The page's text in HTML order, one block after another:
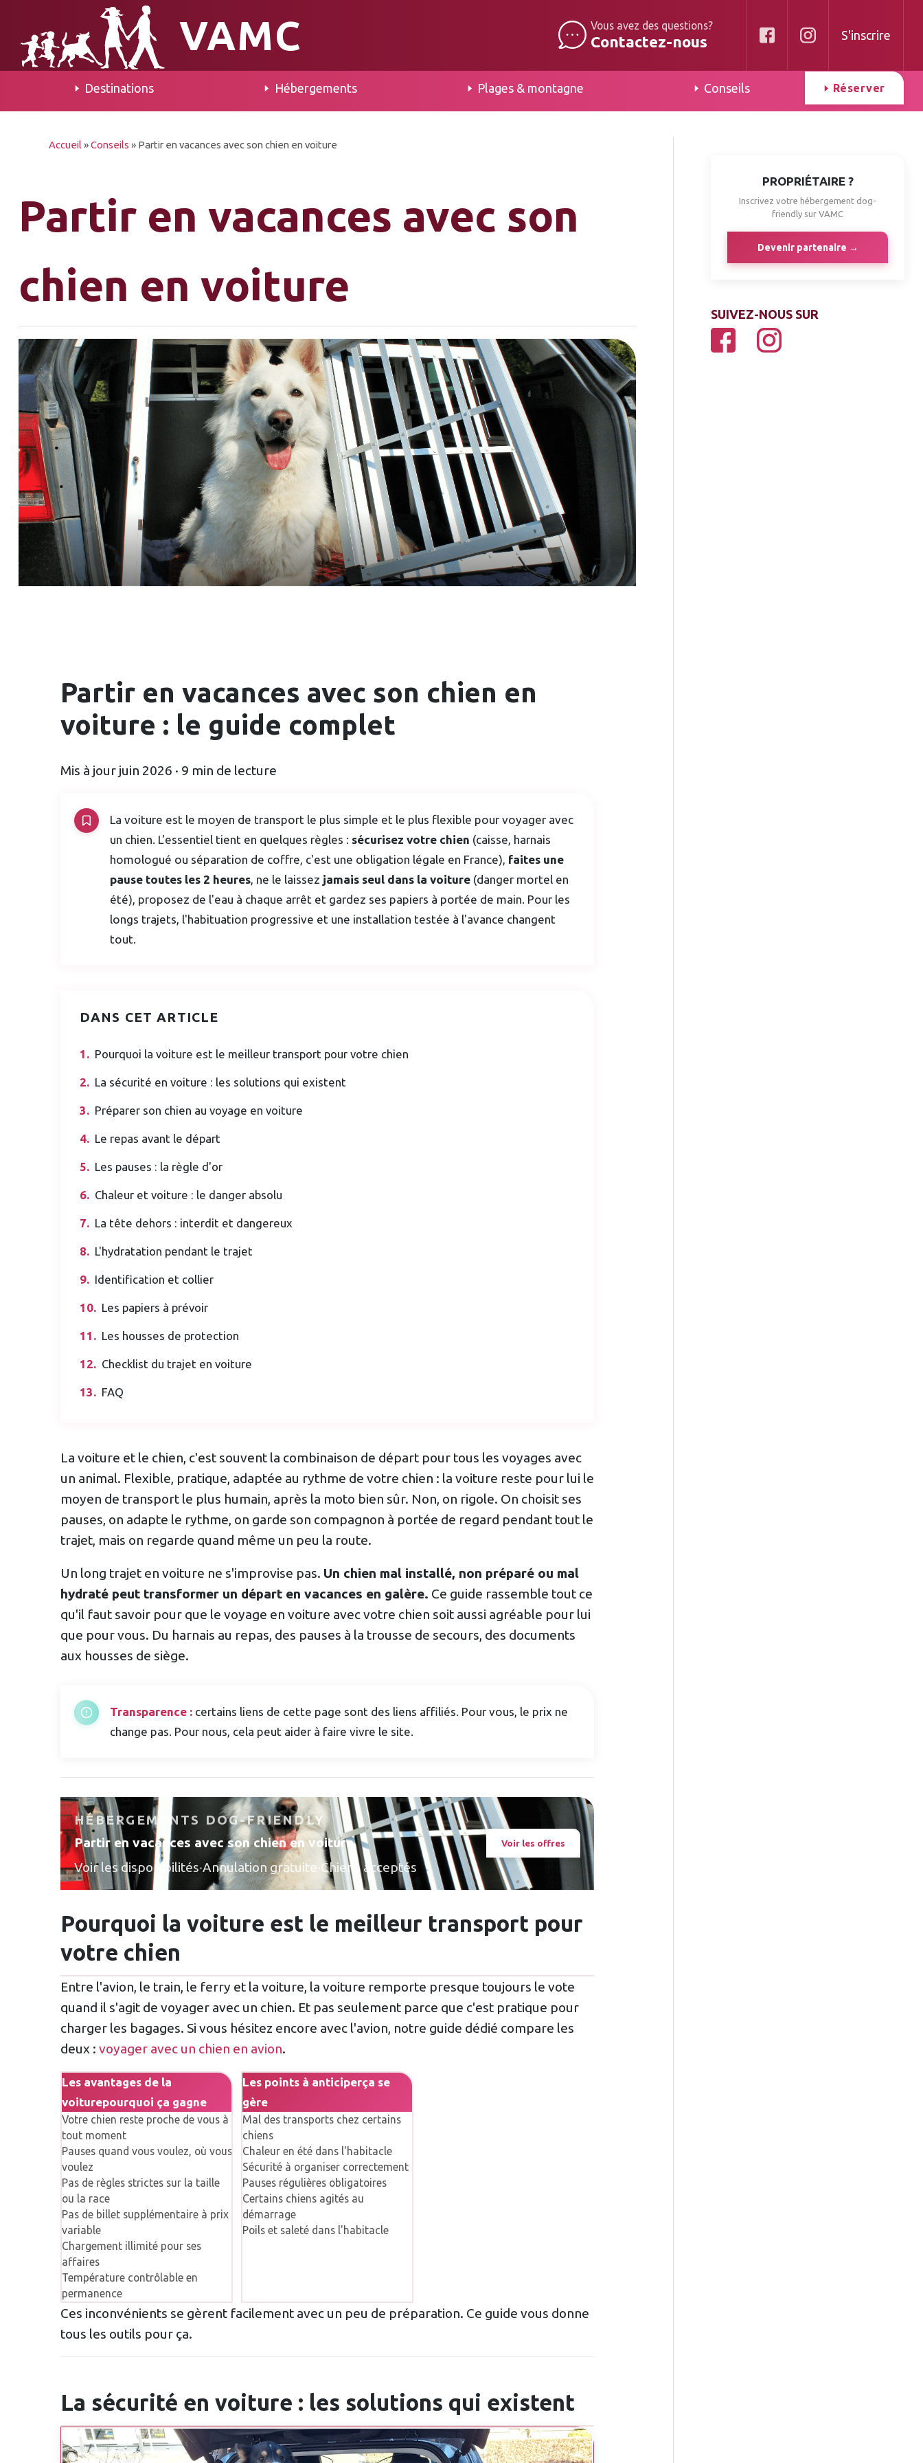
VAMC Vous avez des questions?
Contactez-nous S'inscrire
Destinations Hébergements Plages & montagne Conseils Réserver
Accueil »Conseils » Partir en vacances avec son chien en voiture
Partir en vacances avec son
chien en voiture
Partir en vacances avec son chien en
voiture : le guide complet
Mis à jour juin 2026 · 9 min de lecture
La voiture est le moyen de transport le plus simple et le plus flexible pour voyager avec
un chien. L'essentiel tient en quelques règles : sécurisez votre chien (caisse, harnais
homologué ou séparation de coffre, c'est une obligation légale en France), faites une
pause toutes les 2 heures , ne le laissez jamais seul dans la voiture (danger mortel en
été), proposez de l'eau à chaque arrêt et gardez ses papiers à portée de main. Pour les
longs trajets, l'habituation progressive et une installation testée à l'avance changent
tout.
DANS CET ARTICLE
Pourquoi la voiture est le meilleur transport pour votre chien
La sécurité en voiture : les solutions qui existent
Préparer son chien au voyage en voiture
Le repas avant le départ
Les pauses : la règle d'or
Chaleur et voiture : le danger absolu
La tête dehors : interdit et dangereux
L'hydratation pendant le trajet
Identification et collier
Les papiers à prévoir
Les housses de protection
Checklist du trajet en voiture
FAQ
La voiture et le chien, c'est souvent la combinaison de départ pour tous les voyages avec
un animal. Flexible, pratique, adaptée au rythme de votre chien : la voiture reste pour lui le
moyen de transport le plus humain, après la moto bien sûr. Non, on rigole. On choisit ses
pauses, on adapte le rythme, on garde son compagnon à portée de regard pendant tout le
trajet, mais on regarde quand même un peu la route.
Un long trajet en voiture ne s'improvise pas. Un chien mal installé, non préparé ou mal
hydraté peut transformer un départ en vacances en galère. Ce guide rassemble tout ce
qu'il faut savoir pour que le voyage en voiture avec votre chien soit aussi agréable pour lui
que pour vous. Du harnais au repas, des pauses à la trousse de secours, des documents
aux housses de siège.
Transparence : certains liens de cette page sont des liens affiliés. Pour vous, le prix ne
change pas. Pour nous, cela peut aider à faire vivre le site.
HÉBERGEMENTS DOG-FRIENDLY
Partir en vacances avec son chien en voiture
Voir les disponibilités·Annulation gratuite Chiens acceptés
Voir les offres
Pourquoi la voiture est le meilleur transport pour
votre chien
Entre l'avion, le train, le ferry et la voiture, la voiture remporte presque toujours le vote
quand il s'agit de voyager avec un chien. Et pas seulement parce que c'est pratique pour
charger les bagages. Si vous hésitez encore avec l'avion, notre guide dédié compare les
deux : voyager avec un chien en avion.
Les avantages de la
voiturepourquoi ça gagne
Votre chien reste proche de vous à
tout moment
Pauses quand vous voulez, où vous
voulez
Pas de règles strictes sur la taille
ou la race
Pas de billet supplémentaire à prix
variable
Chargement illimité pour ses
affaires
Température contrôlable en
permanence
Les points à anticiperça se
gère
Mal des transports chez certains
chiens
Chaleur en été dans l'habitacle
Sécurité à organiser correctement
Pauses régulières obligatoires
Certains chiens agités au
démarrage
Poils et saleté dans l'habitacle
Ces inconvénients se gèrent facilement avec un peu de préparation. Ce guide vous donne
tous les outils pour ça.
La sécurité en voiture : les solutions qui existent
PROPRIÉTAIRE ?
Inscrivez votre hébergement dog-
friendly sur VAMC
Devenir partenaire →
SUIVEZ-NOUS SUR